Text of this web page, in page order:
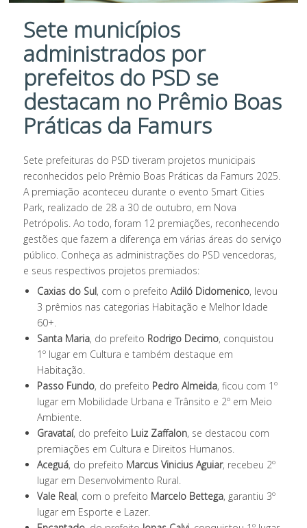
Sete municípios
administrados por
prefeitos do PSD se
destacam no Prêmio Boas
Práticas da Famurs
Sete prefeituras do PSD tiveram projetos municipais
reconhecidos pelo Prêmio Boas Práticas da Famurs 2025.
A premiação aconteceu durante o evento Smart Cities
Park, realizado de 28 a 30 de outubro, em Nova
Petrópolis. Ao todo, foram 12 premiações, reconhecendo
gestões que fazem a diferença em várias áreas do serviço
público. Conheça as administrações do PSD vencedoras,
e seus respectivos projetos premiados:
Caxias do Sul, com o prefeitoAdiló Didomenico, levou
3 prêmios nas categorias Habitação e Melhor Idade
60+.
Santa Maria, do prefeito Rodrigo Decimo, conquistou
1º lugar em Cultura e também destaque em
Habitação.
Passo Fundo, do prefeito Pedro Almeida, ficou com 1º
lugar em Mobilidade Urbana e Trânsito e 2º em Meio
Ambiente.
Gravataí, do prefeito Luiz Zaffalon, se destacou com
premiações em Cultura e Direitos Humanos.
Aceguá, do prefeito Marcus Vinicius Aguiar, recebeu 2º
lugar em Desenvolvimento Rural.
Vale Real, com o prefeito Marcelo Bettega, garantiu 3º
lugar em Esporte e Lazer.